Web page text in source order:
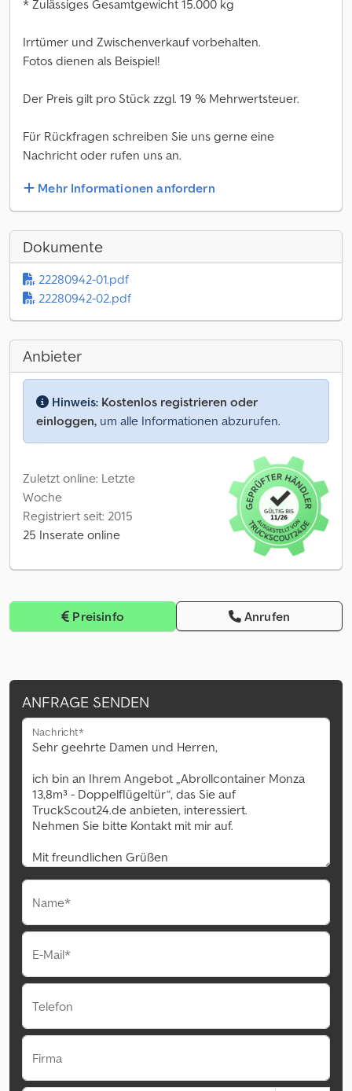
* Zulässiges Gesamtgewicht 15.000 kg
Irrtümer und Zwischenverkauf vorbehalten.
Fotos dienen als Beispiel!
Der Preis gilt pro Stück zzgl. 19 % Mehrwertsteuer.
Für Rückfragen schreiben Sie uns gerne eine
Nachricht oder rufen uns an.
Mehr Informationen anfordern
Dokumente
22280942-01.pdf
22280942-02.pdf
Anbieter
Hinweis: Kostenlos registrieren oder
einloggen, um alle Informationen abzurufen.
Zuletzt online: Letzte
Woche
Registriert seit: 2015
25 Inserate online
Preisinfo Anrufen
ANFRAGE SENDEN
Nachricht*
Name*
E-Mail*
Telefon
Firma